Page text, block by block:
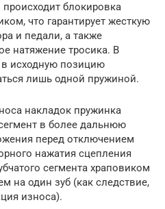
блокировка
что гарантирует жесткую
и педали, а также
натяжение тросика. В
в исходную позицию
лишь одной пружиной.
накладок пружинка
в более дальнюю
перед отключением
нажатия сцепления
сегмента храповиком
на один зуб (как следствие,
износа).